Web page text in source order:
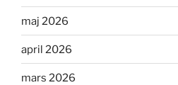
maj 2026
april 2026
mars 2026